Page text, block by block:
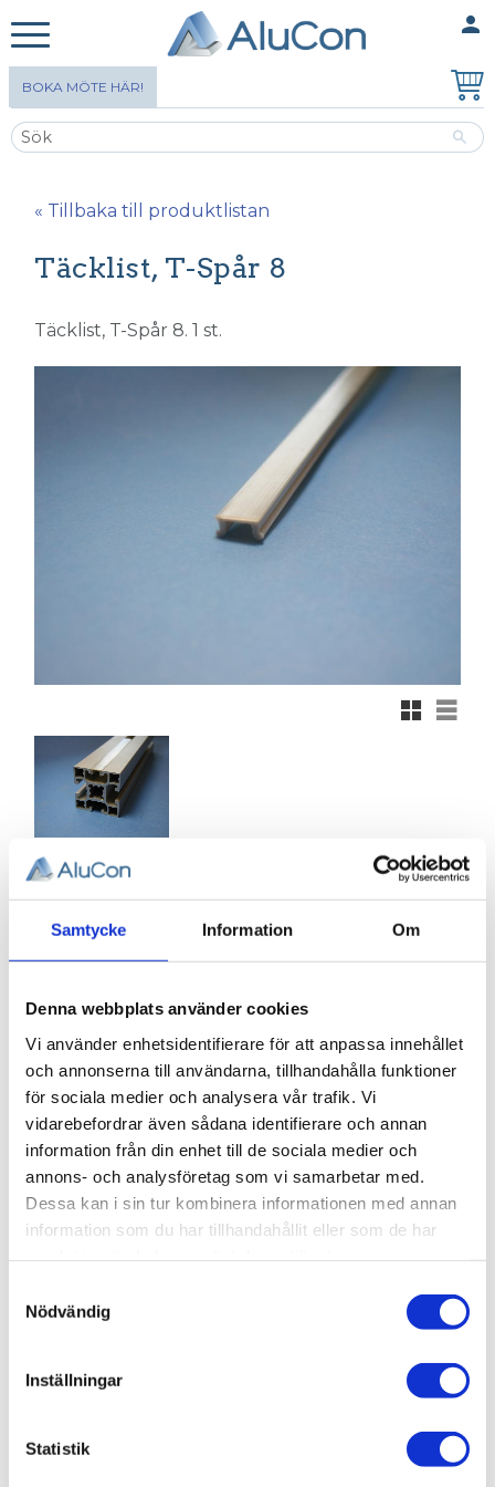
Samtycke Information Om
Denna webbplats använder cookies
Vi använder enhetsidentifierare för att anpassa innehållet
och annonserna till användarna, tillhandahålla funktioner
för sociala medier och analysera vår trafik. Vi
vidarebefordrar även sådana identifierare och annan
information från din enhet till de sociala medier och
annons- och analysföretag som vi samarbetar med.
Dessa kan i sin tur kombinera informationen med annan
information som du har tillhandahållit eller som de har
Nödvändig
Inställningar
Statistik
person
BOKA MÖTE HÄR!
« Tillbaka till produktlistan
Täcklist, T-Spår 8
Täcklist, T-Spår 8. 1 st.
Rutnätsvy
Listvy
36,00KR
KÖP
Lagerstatus
Artikelnr
003-202
Täcklist, T-Spår 8.
3D step-fil: Här kan du hämta en 3D step-fil
003-202
Material:
Bredd:
Tjocklek: